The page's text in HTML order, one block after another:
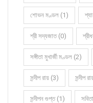
শোভন মণ্ডল (1)
শ্রী সদ্যজাত (0)
সঙ্গীতা মুখার্জী মণ্ডল (2)
সন্দীপ রায় (3) সন্দীপ
সন্দীপন গুপ্ত (1)